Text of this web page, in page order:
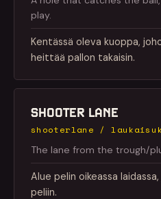
play.
Kentässä oleva kuoppa,
heittää pallon takaisin.
SHOOTER LANE
shooterlane /
The lane from the trough/
Alue pelin oikeassa
peliin.